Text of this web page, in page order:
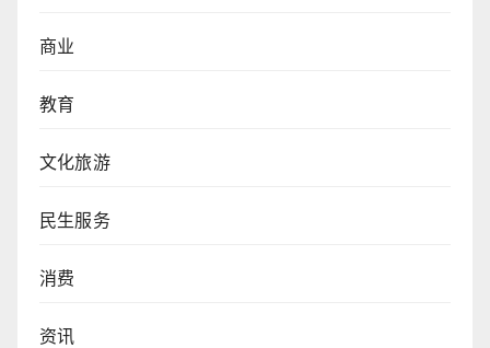
商业
教育
文化旅游
民生服务
消费
资讯